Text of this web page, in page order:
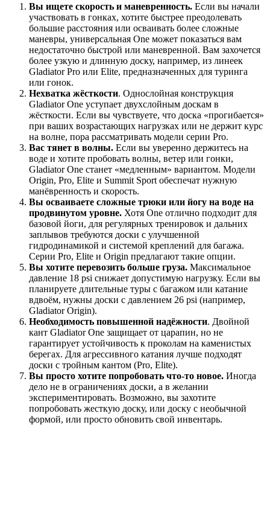
Вы ищете скорость и маневренность. Если вы начали
участвовать в гонках, хотите быстрее преодолевать
большие расстояния или осваивать более сложные
маневры, универсальная One может показаться вам
недостаточно быстрой или маневренной. Вам захочется
более узкую и длинную доску, например, из линеек
Gladiator Pro или Elite, предназначенных для туринга
или гонок.
Нехватка жёсткости. Однослойная конструкция
Gladiator One уступает двухслойным доскам в
жёсткости. Если вы чувствуете, что доска «прогибается»
при ваших возрастающих нагрузках или не держит курс
на волне, пора рассматривать модели серии Pro.
Вас тянет в волны. Если вы уверенно держитесь на
воде и хотите пробовать волны, ветер или гонки,
Gladiator One станет «медленным» вариантом. Модели
Origin, Pro, Elite и Summit Sport обеспечат нужную
манёвренность и скорость.
Вы осваиваете сложные трюки или йогу на воде на
продвинутом уровне. Хотя One отлично подходит для
базовой йоги, для регулярных тренировок и дальних
заплывов требуются доски с улучшенной
гидродинамикой и системой креплений для багажа.
Серии Pro, Elite и Origin предлагают такие опции.
Вы хотите перевозить больше груза. Максимальное
давление 18 psi снижает допустимую нагрузку. Если вы
планируете длительные туры с багажом или катание
вдвоём, нужны доски с давлением 26 psi (например,
Gladiator Origin).
Необходимость повышенной надёжности. Двойной
кант Gladiator One защищает от царапин, но не
гарантирует устойчивость к проколам на каменистых
берегах. Для агрессивного катания лучше подходят
доски с тройным кантом (Pro, Elite).
Вы просто хотите попробовать что-то новое. Иногда
дело не в ограничениях доски, а в желании
экспериментировать. Возможно, вы захотите
попробовать жесткую доску, или доску с необычной
формой, или просто обновить свой инвентарь.